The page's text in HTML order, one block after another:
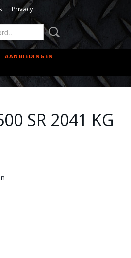
Privacy
AANBIEDINGEN
SR 2041 KG